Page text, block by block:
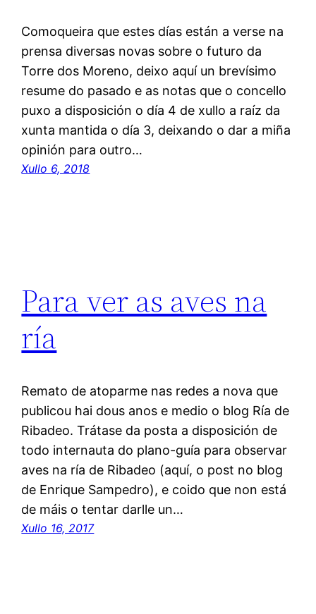
Comoqueira que estes días están a verse na
prensa diversas novas sobre o futuro da
Torre dos Moreno, deixo aquí un brevísimo
resume do pasado e as notas que o concello
puxo a disposición o día 4 de xullo a raíz da
xunta mantida o día 3, deixando o dar a miña
opinión para outro…
Xullo 6, 2018
Para ver as aves na
ría
Remato de atoparme nas redes a nova que
publicou hai dous anos e medio o blog Ría de
Ribadeo. Trátase da posta a disposición de
todo internauta do plano-guía para observar
aves na ría de Ribadeo (aquí, o post no blog
de Enrique Sampedro), e coido que non está
de máis o tentar darlle un…
Xullo 16, 2017